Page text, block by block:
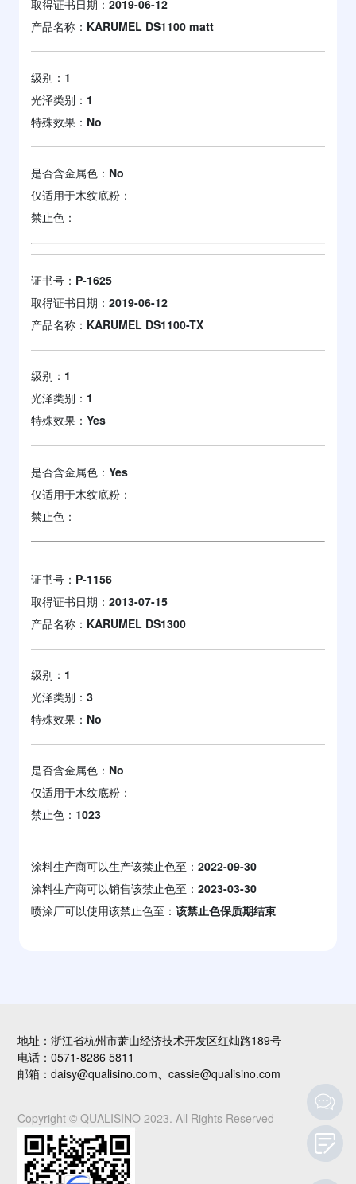
取得证书日期： 2019-06-12
产品名称： KARUMEL DS1100 matt
级别： 1
光泽类别： 1
特殊效果： No
是否含金属色： No
仅适用于木纹底粉：
禁止色：
证书号： P-1625
取得证书日期： 2019-06-12
产品名称： KARUMEL DS1100-TX
级别： 1
光泽类别： 1
特殊效果： Yes
是否含金属色： Yes
仅适用于木纹底粉：
禁止色：
证书号： P-1156
取得证书日期： 2013-07-15
产品名称： KARUMEL DS1300
级别： 1
光泽类别： 3
特殊效果： No
是否含金属色： No
仅适用于木纹底粉：
禁止色： 1023
涂料生产商可以生产该禁止色至： 2022-09-30
涂料生产商可以销售该禁止色至： 2023-03-30
喷涂厂可以使用该禁止色至： 该禁止色保质期结束
地址：浙江省杭州市萧山经济技术开发区红灿路189号
电话：0571-8286 5811
邮箱：daisy@qualisino.com、cassie@qualisino.com
Copyright © QUALISINO 2023. All Rights Reserved